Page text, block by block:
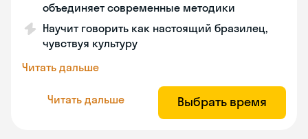
объединяет современные методики
Научит говорить как настоящий бразилец,
чувствуя культуру
Читать дальше
Читать дальше Выбрать время